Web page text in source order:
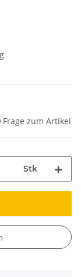
Frage zum Artikel
Stk